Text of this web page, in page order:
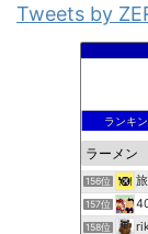
Tweets by
ランキ
156位
157位
158位